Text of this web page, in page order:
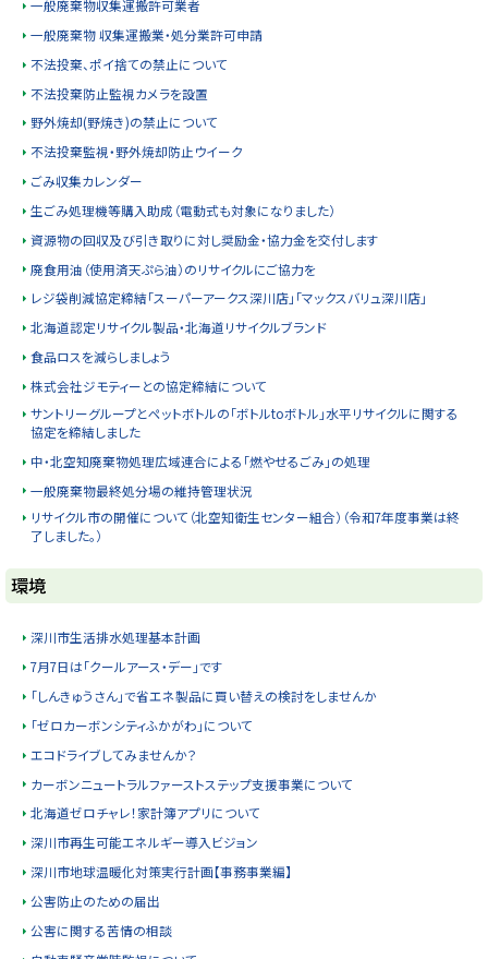
一般廃棄物収集運搬許可業者
一般廃棄物 収集運搬業・処分業許可申請
不法投棄、ポイ捨ての禁止について
不法投棄防止監視カメラを設置
野外焼却(野焼き)の禁止について
不法投棄監視・野外焼却防止ウイーク
ごみ収集カレンダー
生ごみ処理機等購入助成（電動式も対象になりました）
資源物の回収及び引き取りに対し奨励金・協力金を交付します
廃食用油（使用済天ぷら油）のリサイクルにご協力を
レジ袋削減協定締結「スーパーアークス深川店」「マックスバリュ深川店」
北海道認定リサイクル製品・北海道リサイクルブランド
食品ロスを減らしましょう
株式会社ジモティーとの協定締結について
サントリーグループとペットボトルの「ボトルtoボトル」水平リサイクルに関する
協定を締結しました
中・北空知廃棄物処理広域連合による「燃やせるごみ」の処理
一般廃棄物最終処分場の維持管理状況
リサイクル市の開催について（北空知衛生センター組合）（令和7年度事業は終
了しました。）
ト
ッ
プ
に
環境
深川市生活排水処理基本計画
7月7日は「クールアース・デー」です
「しんきゅうさん」で省エネ製品に買い替えの検討をしませんか
「ゼロカーボンシティふかがわ」について
エコドライブしてみませんか？
カーボンニュートラルファーストステップ支援事業について
北海道ゼロチャレ！家計簿アプリについて
深川市再生可能エネルギー導入ビジョン
深川市地球温暖化対策実行計画【事務事業編】
公害防止のための届出
公害に関する苦情の相談